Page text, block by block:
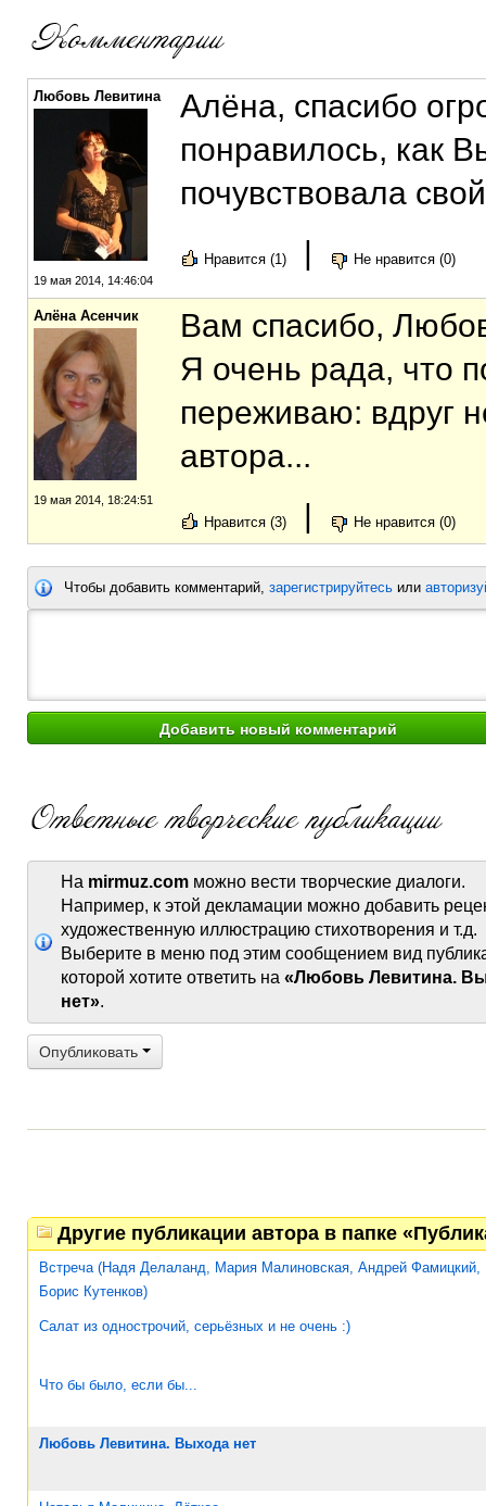
Любовь Левитина
19 мая 2014, 14:46:04
Алёна, спасибо
понравилось, как
почувствовала
Нравится (1) | Не нравится (0)
Алёна Асенчик
19 мая 2014, 18:24:51
Вам спасибо,
Я очень рада, что
переживаю: вдруг
автора...
Нравится (3) | Не нравится (0)
Чтобы добавить комментарий, зарегистрируйтесь или
На mirmuz.com можно вести творческие диалоги.
Например, к этой декламации можно добавить
художественную иллюстрацию стихотворения и т.д.
Выберите в меню под этим сообщением вид
которой хотите ответить на «Любовь Левитина.
нет».
Опубликовать
Другие публикации автора в папке
Встреча (Надя Делаланд, Мария Малиновская, Андрей Фамицкий,
Борис Кутенков)
Салат из однострочий, серьёзных и не очень :)
Что бы было, если бы...
Любовь Левитина. Выхода нет